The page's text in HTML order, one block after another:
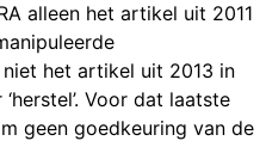
alleen het artikel uit 2011
het artikel uit 2013 in
‘herstel’. Voor dat laatste
geen goedkeuring van de